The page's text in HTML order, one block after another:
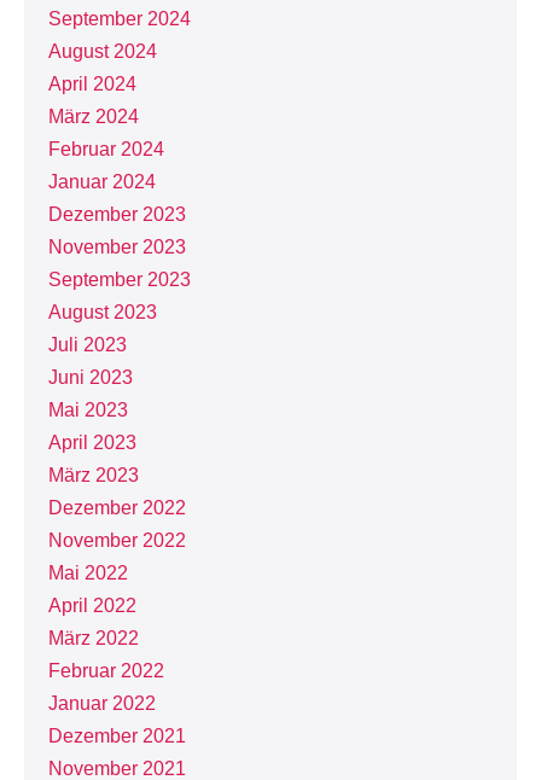
September 2024
August 2024
April 2024
März 2024
Februar 2024
Januar 2024
Dezember 2023
November 2023
September 2023
August 2023
Juli 2023
Juni 2023
Mai 2023
April 2023
März 2023
Dezember 2022
November 2022
Mai 2022
April 2022
März 2022
Februar 2022
Januar 2022
Dezember 2021
November 2021